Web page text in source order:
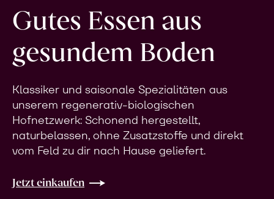
Gutes Essen aus
gesundem Boden
Klassiker und saisonale Spezialitäten aus
unserem regenerativ-biologischen
Hofnetzwerk: Schonend hergestellt,
naturbelassen, ohne Zusatzstoffe und direkt
vom Feld zu dir nach Hause geliefert.
Jetzt einkaufen